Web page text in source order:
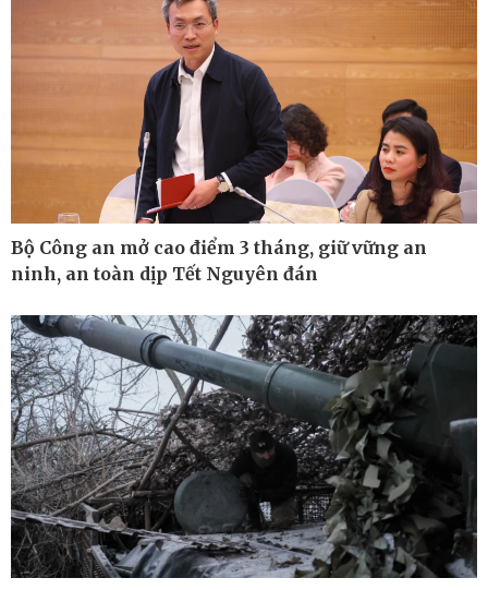
Ô tô
Xe máy
Tư vấn
Thông tin doanh nghiệp
Doanh nghiệp 24h
Doanh nhân
Vì cộng đồng
Bộ Công an mở cao điểm 3 tháng, giữ vững an
ninh, an toàn dịp Tết Nguyên đán